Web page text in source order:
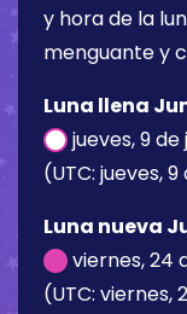
y hora de la
menguante y
Luna llena
jueves, 9 de
(UTC: jueves, 9
Luna nueva
viernes, 24
(UTC: viernes,